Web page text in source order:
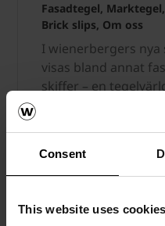
Consent
This website uses cookies
Fasadtegel,
Brick slips, Om oss
I wienerbergers
visas bland annat
skiffer – en